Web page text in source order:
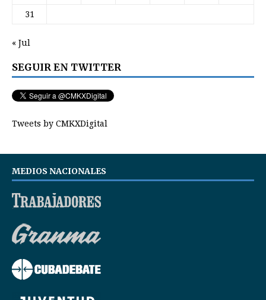
31
« Jul
SEGUIR EN TWITTER
Tweets by CMKXDigital
MEDIOS NACIONALES